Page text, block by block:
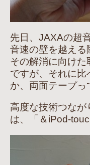
先日、JAXAの超
音速の壁を越える
その解消に向け
ですが、それに比
か、両面テープっ
高度な技術つなが
は、「＆iPod-